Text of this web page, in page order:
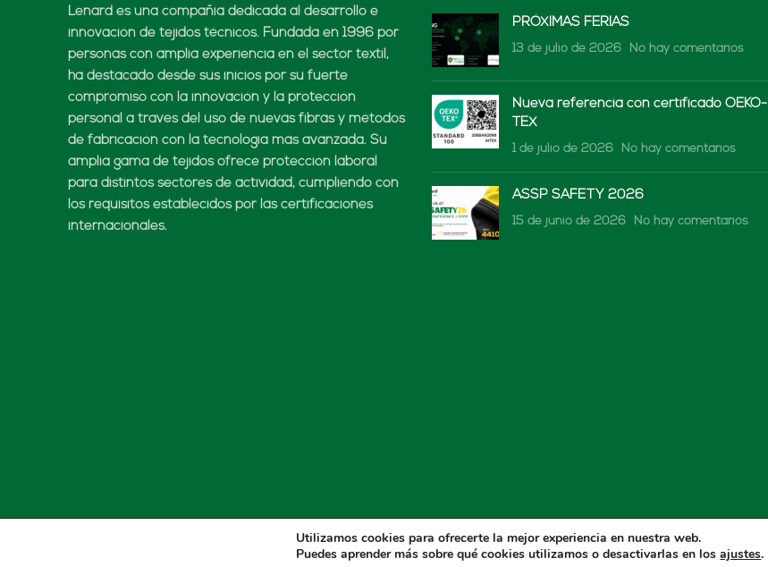
Lenard es una compañía dedicada al desarrollo e
innovación de tejidos técnicos. Fundada en 1996 por
personas con amplia experiencia en el sector textil,
ha destacado desde sus inicios por su fuerte
compromiso con la innovación y la protección
personal a través del uso de nuevas fibras y métodos
de fabricación con la tecnología más avanzada. Su
amplia gama de tejidos ofrece protección laboral
para distintos sectores de actividad, cumpliendo con
los requisitos establecidos por las certificaciones
internacionales.
PRÓXIMAS FERIAS
13 de julio de 2026 No hay comentarios
Nueva referencia con certificado OEKO-
TEX
1 de julio de 2026 No hay comentarios
ASSP SAFETY 2026
15 de junio de 2026 No hay comentarios
Utilizamos cookies para ofrecerte la mejor experiencia en nuestra web.
Puedes aprender más sobre qué cookies utilizamos o desactivarlas en losajustes.